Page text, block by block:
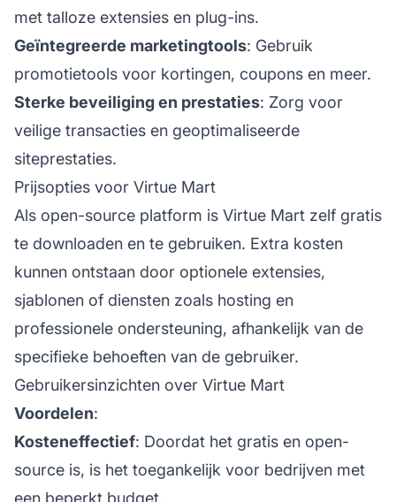
met talloze extensies en plug-ins.
Geïntegreerde marketingtools: Gebruik
promotietools voor kortingen, coupons en meer.
Sterke beveiliging en prestaties: Zorg voor
veilige transacties en geoptimaliseerde
siteprestaties.
Prijsopties voor Virtue Mart
Als open-source platform is Virtue Mart zelf gratis
te downloaden en te gebruiken. Extra kosten
kunnen ontstaan door optionele extensies,
sjablonen of diensten zoals hosting en
professionele ondersteuning, afhankelijk van de
specifieke behoeften van de gebruiker.
Gebruikersinzichten over Virtue Mart
Voordelen:
Kosteneffectief: Doordat het gratis en open-
source is, is het toegankelijk voor bedrijven met
een beperkt budget.